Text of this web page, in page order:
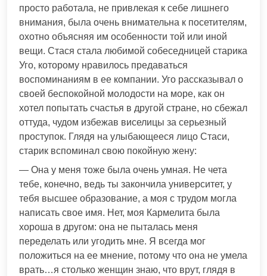
просто работала, не привлекая к себе лишнего
внимания, была очень внимательна к посетителям,
охотно объясняя им особенности той или иной
вещи. Стася стала любимой собеседницей старика
Уго, которому нравилось предаваться
воспоминаниям в ее компании. Уго рассказывал о
своей беспокойной молодости на море, как он
хотел попытать счастья в другой стране, но сбежал
оттуда, чудом избежав виселицы за серьезный
проступок. Глядя на улыбающееся лицо Стаси,
старик вспоминал свою покойную жену:
— Она у меня тоже была очень умная. Не чета
тебе, конечно, ведь ты закончила университет, у
тебя высшее образование, а моя с трудом могла
написать свое имя. Нет, моя Кармелита была
хороша в другом: она не пыталась меня
переделать или угодить мне. Я всегда мог
положиться на ее мнение, потому что она не умела
врать…я столько женщин знаю, что врут, глядя в